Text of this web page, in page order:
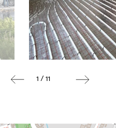
1 / 11